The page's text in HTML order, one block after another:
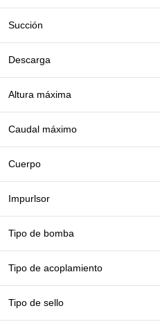
Succión
Descarga
Altura máxima
Caudal máximo
Cuerpo
Impurlsor
Tipo de bomba
Tipo de acoplamiento
Tipo de sello